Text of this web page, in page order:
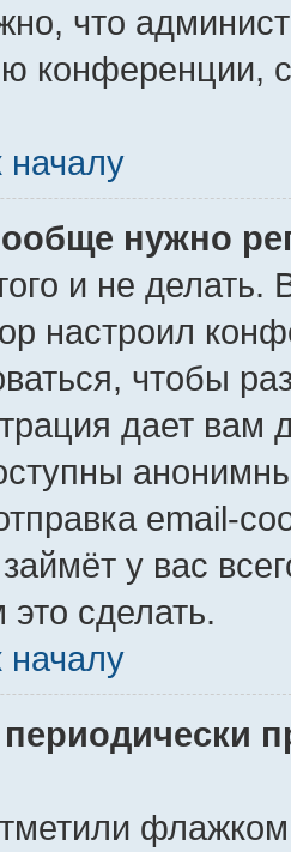
что
конференции,
началу
нужно
и не делать.
настроил
чтобы
дает вам
email-
у вас
сделать.
началу